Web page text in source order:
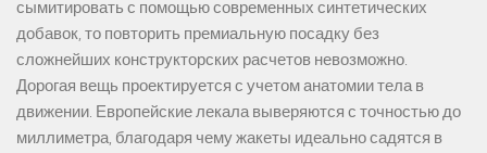
сымитировать с помощью современных синтетических
добавок, то повторить премиальную посадку без
сложнейших конструкторских расчетов невозможно.
Дорогая вещь проектируется с учетом анатомии тела в
движении. Европейские лекала выверяются с точностью до
миллиметра, благодаря чему жакеты идеально садятся в